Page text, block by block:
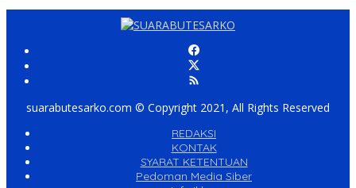
suarabutesarko.com © Copyright 2021, All Rights Reserved
REDAKSI
KONTAK
SYARAT KETENTUAN
Pedoman Media Siber